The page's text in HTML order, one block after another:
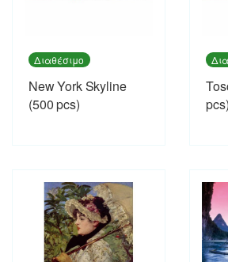
Διαθέσιμο
New York Skyline
(500 pcs)
pcs)